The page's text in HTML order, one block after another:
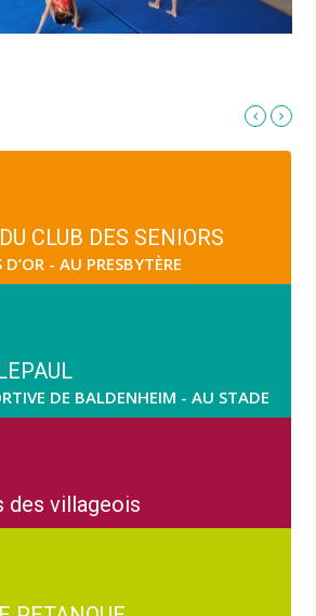
CLUB DES SENIORS
- AU PRESBYTÈRE
DE BALDENHEIM - AU STADE
des villageois